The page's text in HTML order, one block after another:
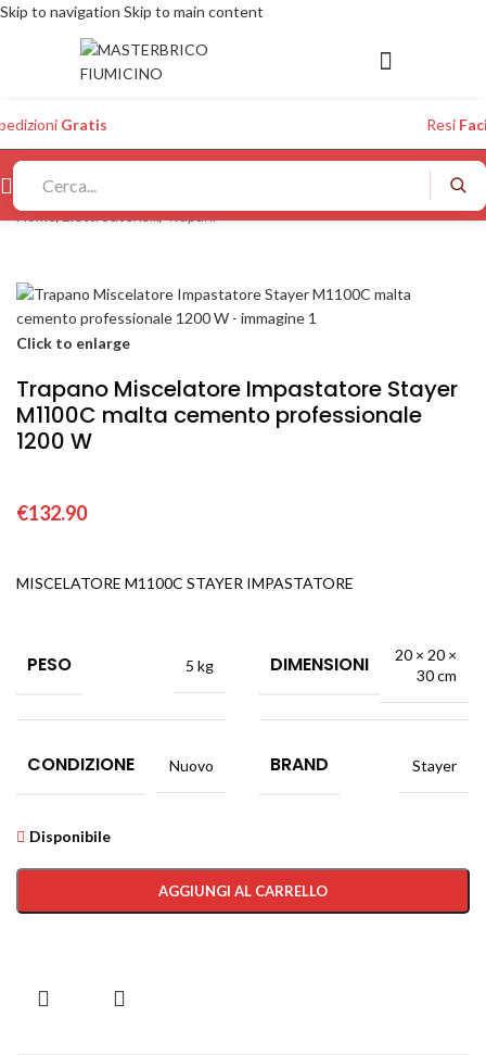
Skip to navigation Skip to main content
Gratis Resi
Home/Elettroutensili/Trapani
Click to enlarge
Trapano Miscelatore Impastatore Stayer
M1100C malta cemento professionale
1200 W
€132.90
MISCELATORE M1100C STAYER IMPASTATORE
PESO 5 kg DIMENSIONI
20 × 20 ×
30 cm
CONDIZIONE Nuovo BRAND Stayer
Disponibile
AGGIUNGI AL CARRELLO